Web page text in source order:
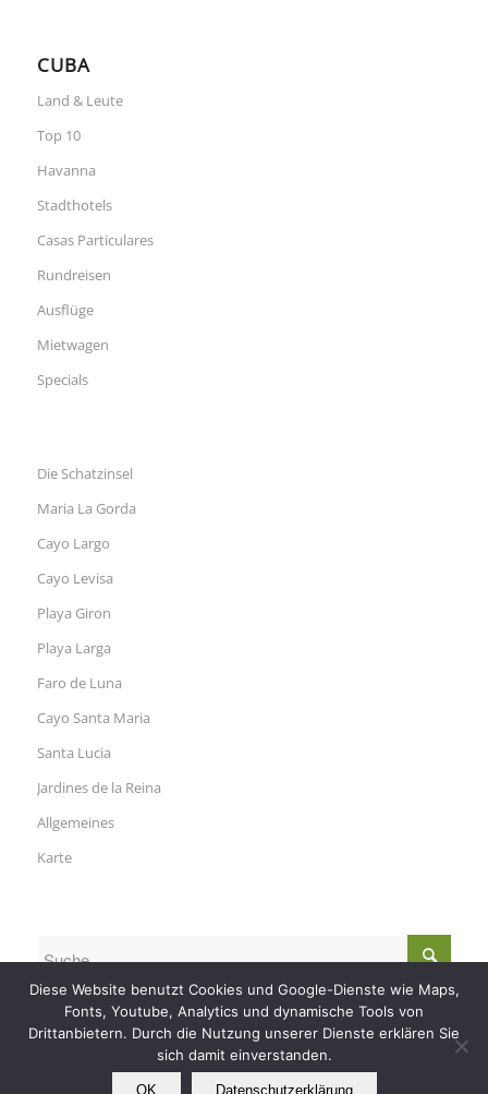
CUBA
Land & Leute
Top 10
Havanna
Stadthotels
Casas Particulares
Rundreisen
Ausflüge
Mietwagen
Specials
Die Schatzinsel
Maria La Gorda
Cayo Largo
Cayo Levisa
Playa Giron
Playa Larga
Faro de Luna
Cayo Santa Maria
Santa Lucia
Jardines de la Reina
Allgemeines
Karte
Diese Website benutzt Cookies und Google-Dienste wie Maps,
Fonts, Youtube, Analytics und dynamische Tools von
Drittanbietern. Durch die Nutzung unserer Dienste erklären Sie
sich damit einverstanden.
OK Datenschutzerklärung